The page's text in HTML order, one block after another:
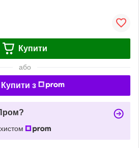
Купити
або
Купити з